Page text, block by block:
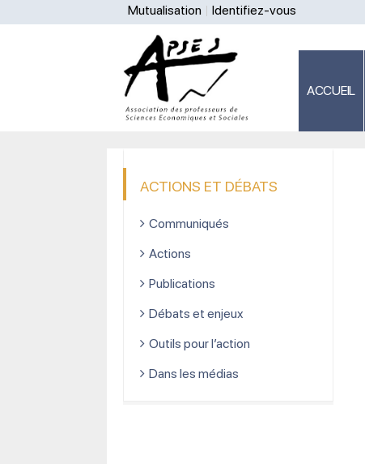
Mutualisation Identifiez-vous
ACCUEIL
ACTIONS ET DÉBATS
Communiqués
Actions
Publications
Débats et enjeux
Outils pour l’action
Dans les médias